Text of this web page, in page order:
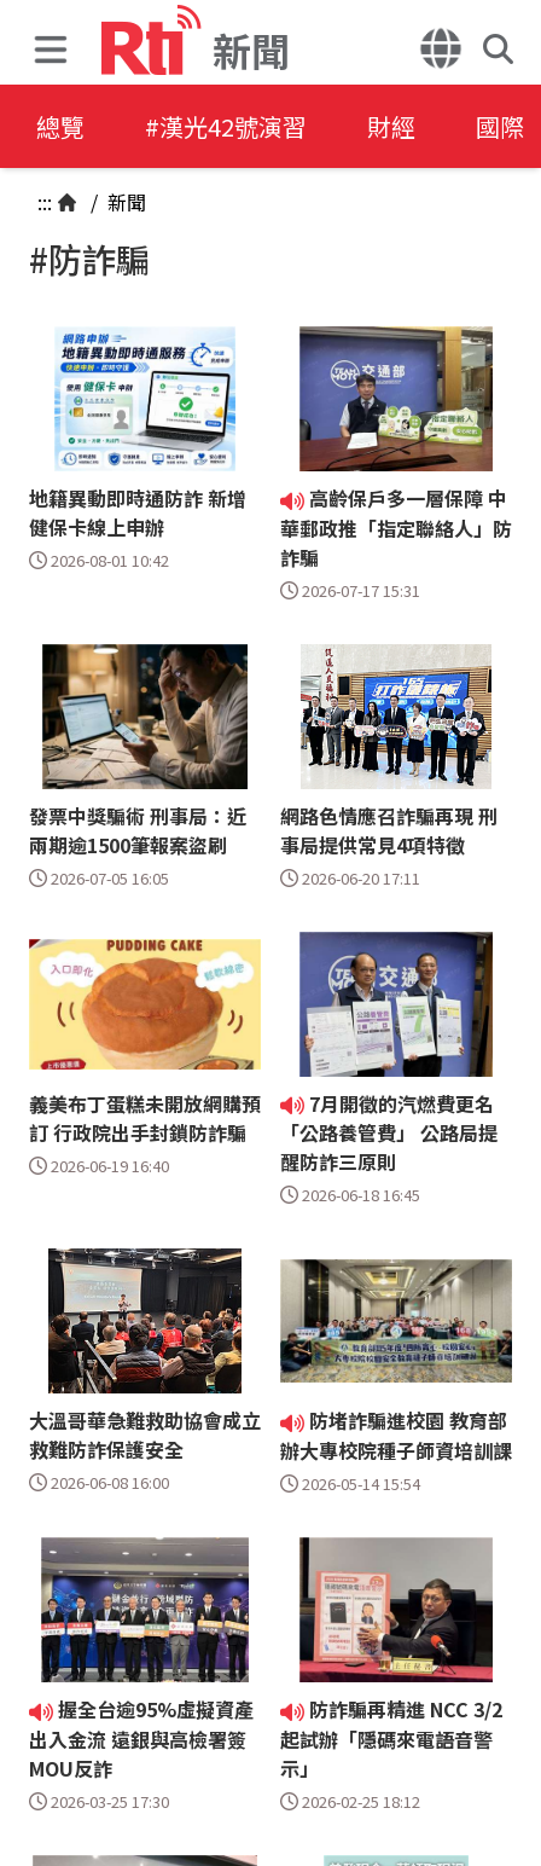
新聞
總覽 #漢光42號演習 財經 國際
::: / 新聞
#防詐騙
地籍異動即時通防詐 新增
健保卡線上申辦
2026-08-01 10:42
高齡保戶多一層保障 中
華郵政推「指定聯絡人」防
詐騙
2026-07-17 15:31
發票中獎騙術 刑事局：近
兩期逾1500筆報案盜刷
2026-07-05 16:05
網路色情應召詐騙再現 刑
事局提供常見4項特徵
2026-06-20 17:11
義美布丁蛋糕未開放網購預
訂 行政院出手封鎖防詐騙
2026-06-19 16:40
7月開徵的汽燃費更名
「公路養管費」 公路局提
醒防詐三原則
2026-06-18 16:45
大溫哥華急難救助協會成立
救難防詐保護安全
2026-06-08 16:00
防堵詐騙進校園 教育部
辦大專校院種子師資培訓課
2026-05-14 15:54
握全台逾95%虛擬資產
出入金流 遠銀與高檢署簽
MOU反詐
2026-03-25 17:30
防詐騙再精進 NCC 3/2
起試辦「隱碼來電語音警
示」
2026-02-25 18:12